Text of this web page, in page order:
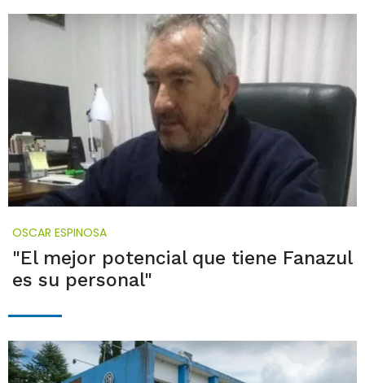
OSCAR ESPINOSA
"El mejor potencial que tiene Fanazul
es su personal"